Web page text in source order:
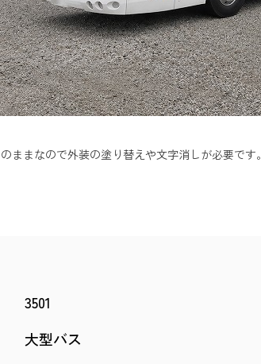
まなので外装の塗り替えや文字消しが必要です。
3501
大型バス